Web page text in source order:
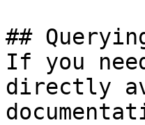
##
If you
directly